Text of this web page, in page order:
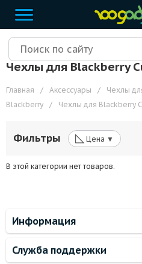
Чехлы для Blackberry
Главная / Аксессуары / Чехлы
Blackberry
/ Чехлы для Blackberry
Фильтры ◺ Цена ▼
В этой категории нет товаров.
Информация
Служба поддержки